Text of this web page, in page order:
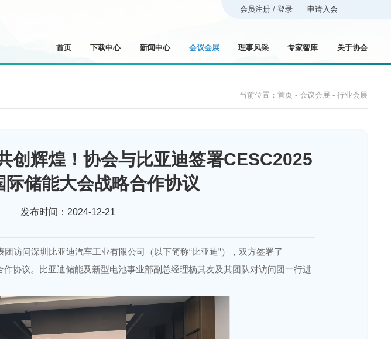
会员注册/ 登录 申请入会
首页 下载中心 新闻中心 会议会展 理事风采 专家智库 关于协会
当前位置： 首页- 会议会展 - 行业会展
创辉煌！协会与比亚迪签署CESC2025
际储能大会战略合作协议
发布时间：2024-12-21
访问深圳比亚迪汽车工业有限公司（以下简称“比亚迪”），双方签署了
协议。比亚迪储能及新型电池事业部副总经理杨其友及其团队对访问团一行进